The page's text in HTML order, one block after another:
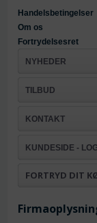
Handelsbetingelser
Om os
Fortrydelsesret
NYHEDER
TILBUD
KONTAKT
KUNDESIDE -
FORTRYD DIT